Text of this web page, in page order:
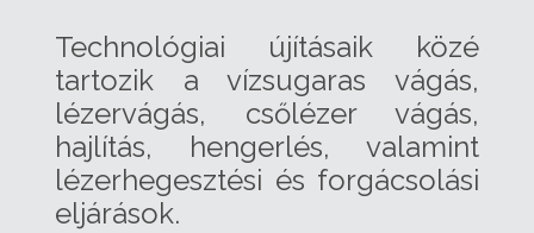
Technológiai újításaik közé
tartozik a vízsugaras vágás,
lézervágás, csőlézer vágás,
hajlítás, hengerlés, valamint
lézerhegesztési és forgácsolási
eljárások.